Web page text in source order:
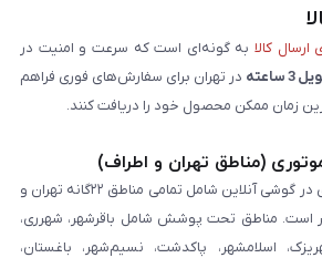
کالا به گونه‌ای است که سرعت و امنیت در
در تهران برای سفارش‌های فوری فراهم
زمان ممکن محصول خود را دریافت کنند.
(مناطق تهران و اطراف)
ارسال از طریق پیک موتوری در گوشی آنلاین شامل تمامی مناطق ۲۲گانه تهران و
است. مناطق تحت پوشش شامل باقرشهر، شهرری،
اسلامشهر، پاکدشت، نسیم‌شهر، باغستان،